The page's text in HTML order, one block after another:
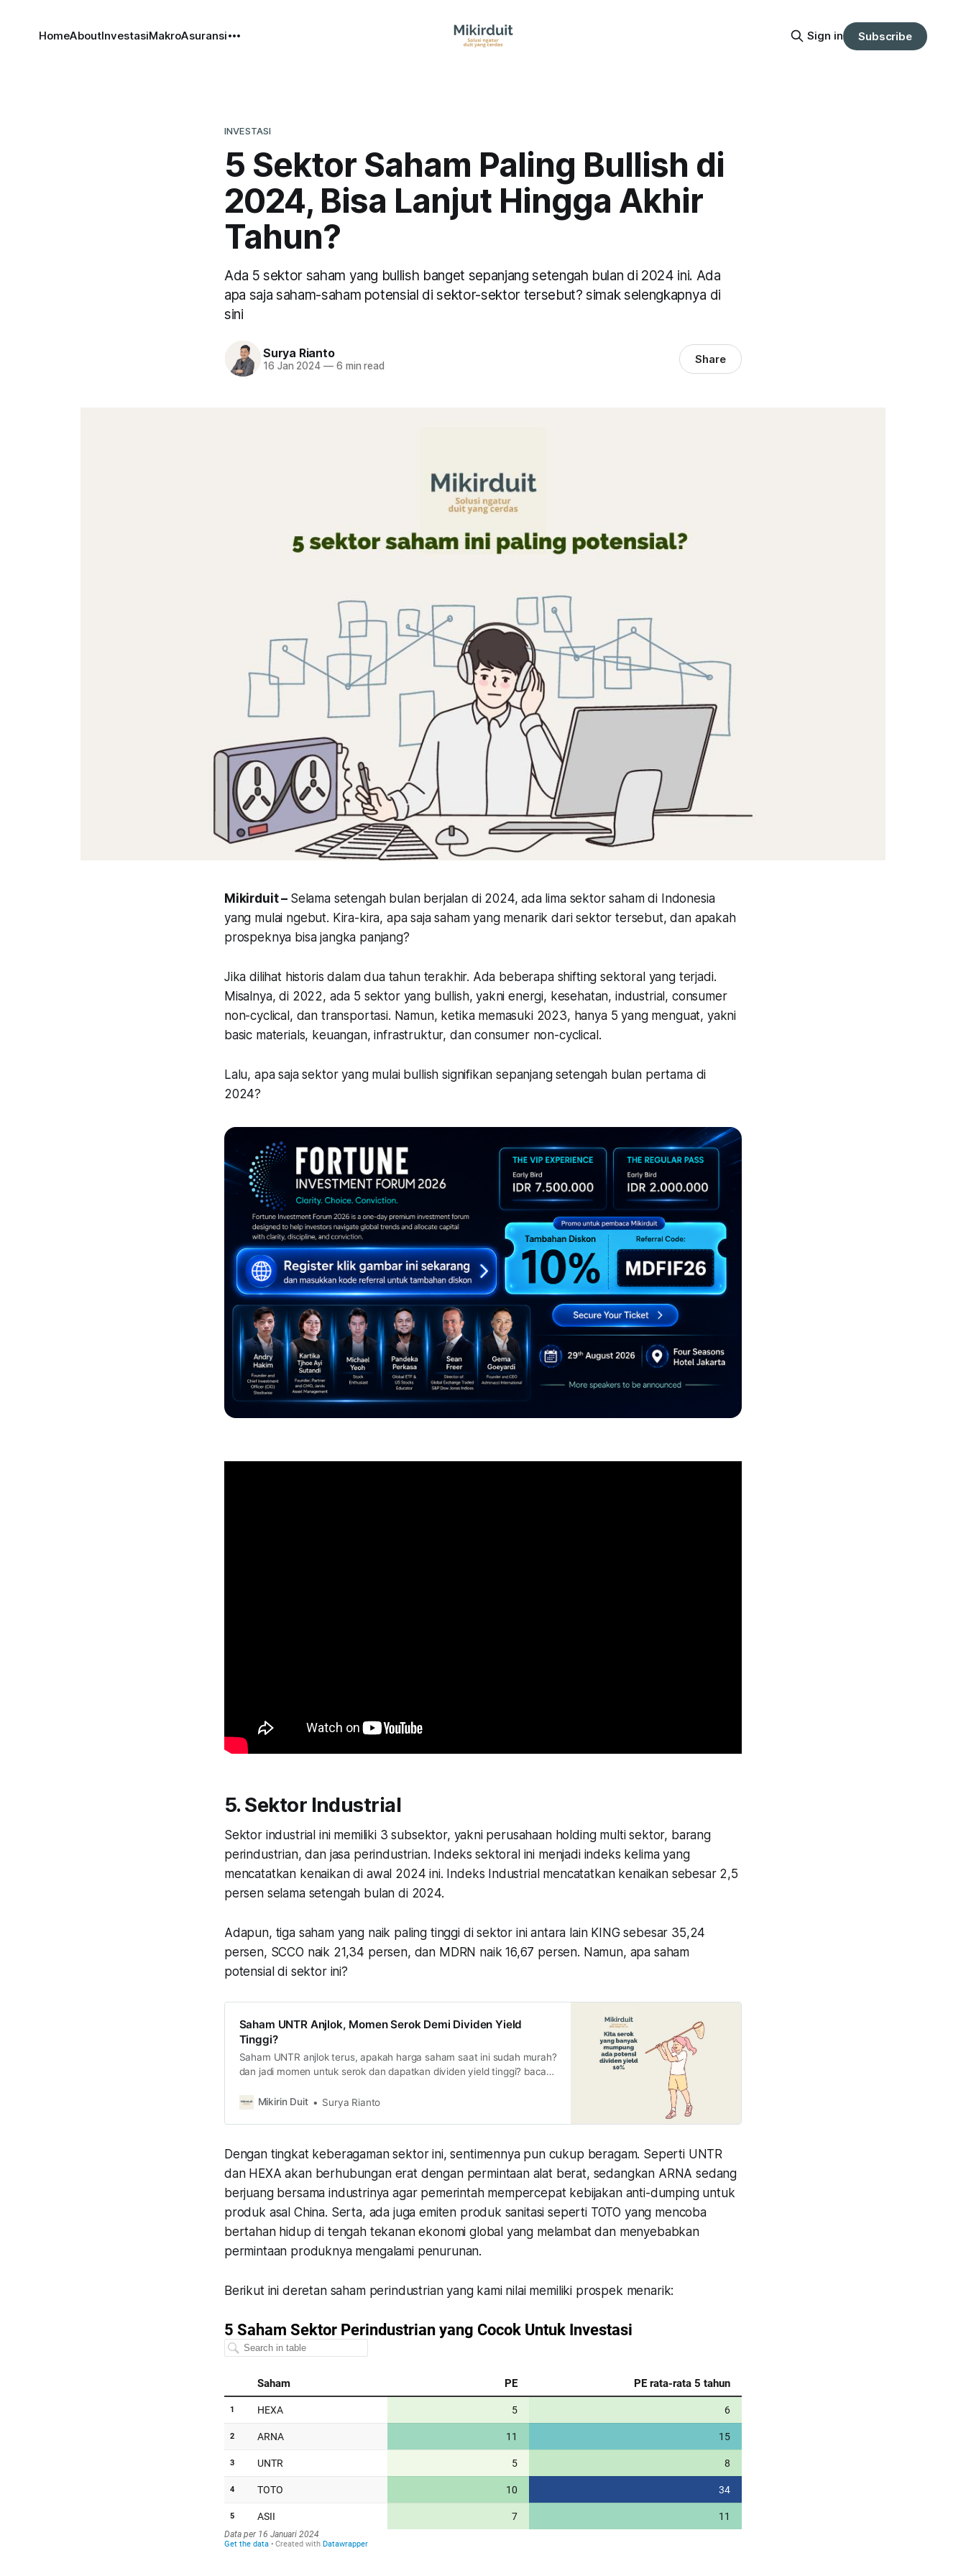
HomeAboutInvestasiMakroAsuransi Sign in Subscribe
INVESTASI
5 Sektor Saham Paling Bullish di
2024, Bisa Lanjut Hingga Akhir
Tahun?
Ada 5 sektor saham yang bullish banget sepanjang setengah bulan di 2024 ini. Ada
apa saja saham-saham potensial di sektor-sektor tersebut? simak selengkapnya di
sini
Surya Rianto
16 Jan 2024 —6 min read Share
Mikirduit – Selama setengah bulan berjalan di 2024, ada lima sektor saham di Indonesia
yang mulai ngebut. Kira-kira, apa saja saham yang menarik dari sektor tersebut, dan apakah
prospeknya bisa jangka panjang?
Jika dilihat historis dalam dua tahun terakhir. Ada beberapa shifting sektoral yang terjadi.
Misalnya, di 2022, ada 5 sektor yang bullish, yakni energi, kesehatan, industrial, consumer
non-cyclical, dan transportasi. Namun, ketika memasuki 2023, hanya 5 yang menguat, yakni
basic materials, keuangan, infrastruktur, dan consumer non-cyclical.
Lalu, apa saja sektor yang mulai bullish signifikan sepanjang setengah bulan pertama di
2024?
5. Sektor Industrial
Sektor industrial ini memiliki 3 subsektor, yakni perusahaan holding multi sektor, barang
perindustrian, dan jasa perindustrian. Indeks sektoral ini menjadi indeks kelima yang
mencatatkan kenaikan di awal 2024 ini. Indeks Industrial mencatatkan kenaikan sebesar 2,5
persen selama setengah bulan di 2024.
Adapun, tiga saham yang naik paling tinggi di sektor ini antara lain KING sebesar 35,24
persen, SCCO naik 21,34 persen, dan MDRN naik 16,67 persen. Namun, apa saham
potensial di sektor ini?
Saham UNTR Anjlok, Momen Serok Demi Dividen Yield
Tinggi?
Saham UNTR anjlok terus, apakah harga saham saat ini sudah murah?
dan jadi momen untuk serok dan dapatkan dividen yield tinggi? baca
Mikirin Duit
Surya Rianto
Dengan tingkat keberagaman sektor ini, sentimennya pun cukup beragam. Seperti UNTR
dan HEXA akan berhubungan erat dengan permintaan alat berat, sedangkan ARNA sedang
berjuang bersama industrinya agar pemerintah mempercepat kebijakan anti-dumping untuk
produk asal China. Serta, ada juga emiten produk sanitasi seperti TOTO yang mencoba
bertahan hidup di tengah tekanan ekonomi global yang melambat dan menyebabkan
permintaan produknya mengalami penurunan.
Berikut ini deretan saham perindustrian yang kami nilai memiliki prospek menarik: